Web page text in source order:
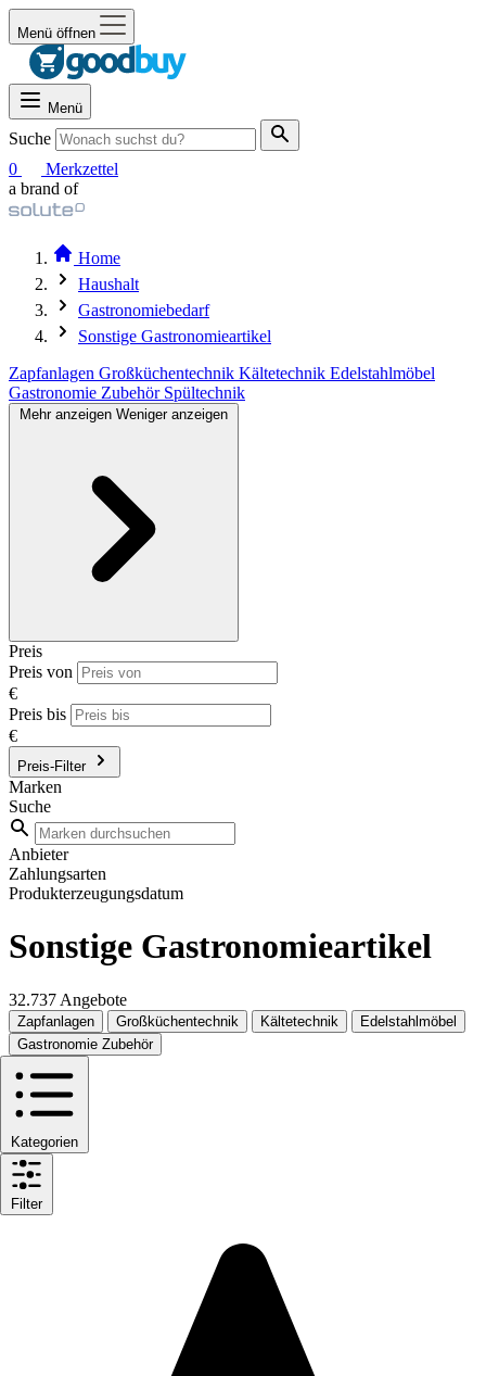
Menü öffnen
Menü
Suche
0
Merkzettel
a brand of
Home
Haushalt
Gastronomiebedarf
Sonstige Gastronomieartikel
Zapfanlagen Großküchentechnik Kältetechnik Edelstahlmöbel
Gastronomie Zubehör Spültechnik
Mehr anzeigen Weniger anzeigen
Preis
Preis von
€
Preis bis
€
Preis-Filter
Marken
Suche
Anbieter
Zahlungsarten
Produkterzeugungsdatum
Sonstige Gastronomieartikel
32.737 Angebote
Zapfanlagen Großküchentechnik Kältetechnik
Edelstahlmöbel
Gastronomie Zubehör
Kategorien
Filter